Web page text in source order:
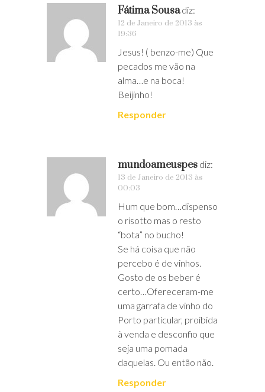
Fátima Sousa diz:
12 de Janeiro de 2013 às
19:36
Jesus! ( benzo-me) Que
pecados me vão na
alma…e na boca!
Beijinho!
Responder
mundoameuspes diz:
13 de Janeiro de 2013 às
00:03
Hum que bom…dispenso
o risotto mas o resto
“bota” no bucho!
Se há coisa que não
percebo é de vinhos.
Gosto de os beber é
certo…Ofereceram-me
uma garrafa de vinho do
Porto particular, proibida
à venda e desconfio que
seja uma pomada
daquelas. Ou então não.
Responder